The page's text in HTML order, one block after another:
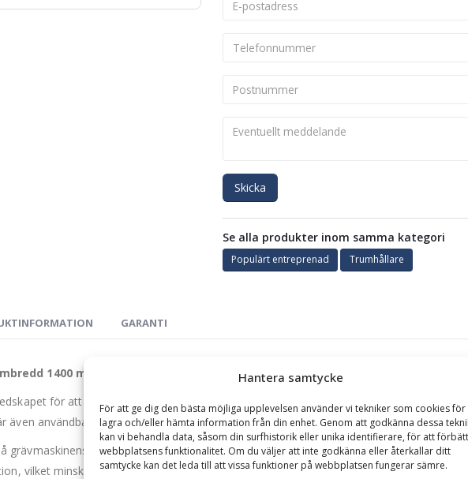
Hantera samtycke
För att ge dig den bästa möjliga upplevelsen använder vi tekniker som cookies
lagra och/eller hämta information från din enhet. Genom att godkänna dessa
kan vi behandla data, såsom din surfhistorik eller unika identifierare, för att
webbplatsens funktionalitet. Om du väljer att inte godkänna eller återkallar ditt
samtycke kan det leda till att vissa funktioner på webbplatsen fungerar sämre.
Skicka
Se alla produkter inom samma kategori
Populärt entreprenad Trumhållare
GARANTI
1400 mm, maxvikt trumma 1000 kg
för att lyfta, transportera och placera ut kabel, vid arbeten inom el- och
även användbar för hantering av flexibla rör och slangar inom VA-arbeten.
grävmaskinens fäste och ger föraren full kontroll, för en säker och stabil hantering av
vilket minskar mängden manuellt arbete.